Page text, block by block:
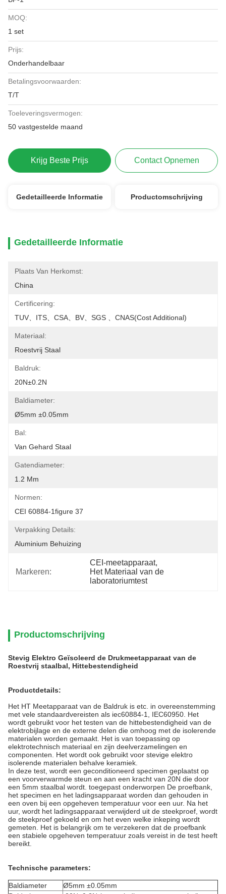
MOQ:
1 set
Prijs:
Onderhandelbaar
Betalingsvoorwaarden:
T/T
Toeleveringsvermogen:
50 vastgestelde maand
Krijg Beste Prijs Contact Opnemen
Gedetailleerde Informatie Productomschrijving
Gedetailleerde Informatie
Plaats Van Herkomst:
China
Certificering:
TUV、ITS、CSA、BV、SGS 、CNAS(cost Additional)
Materiaal:
Roestvrij Staal
Baldruk:
20N±0.2N
Baldiameter:
Ø5mm ±0.05mm
Bal:
Van Gehard Staal
Gatendiameter:
1.2 Mm
Normen:
CEI 60884-1figure 37
Verpakking Details:
Aluminium Behuizing
Markeren:
CEI-meetapparaat,
Het Materiaal van de
laboratoriumtest
Productomschrijving
Stevig Elektro Geïsoleerd de Drukmeetapparaat van de
Roestvrij staalbal, Hittebestendigheid
Productdetails:
Het HT Meetapparaat van de Baldruk is etc. in overeenstemming
met vele standaardvereisten als iec60884-1, IEC60950. Het
wordt gebruikt voor het testen van de hittebestendigheid van de
elektrobijlage en de externe delen die omhoog met de isolerende
materialen worden gemaakt. Het is van toepassing op
elektrotechnisch materiaal en zijn deelverzamelingen en
componenten. Het wordt ook gebruikt voor stevige elektro
isolerende materialen behalve keramiek.
In deze test, wordt een geconditioneerd specimen geplaatst op
een voorverwarmde steun en aan een kracht van 20N die door
een 5mm staalbal wordt. toegepast onderworpen De proefbank,
het specimen en het ladingsapparaat worden dan gehouden in
een oven bij een opgeheven temperatuur voor een uur. Na het
uur, wordt het ladingsapparaat verwijderd uit de steekproef, wordt
de steekproef gekoeld en om het even welke inkeping wordt
gemeten. Het is belangrijk om te verzekeren dat de proefbank
een stabiele opgeheven temperatuur zoals vereist in de test heeft
bereikt.
Technische parameters:
Baldiameter
Ø5mm ±0.05mm